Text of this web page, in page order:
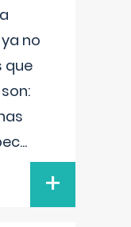
no
que
...
+